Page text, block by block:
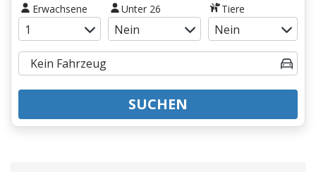
Erwachsene Unter 26 Tiere
SUCHEN